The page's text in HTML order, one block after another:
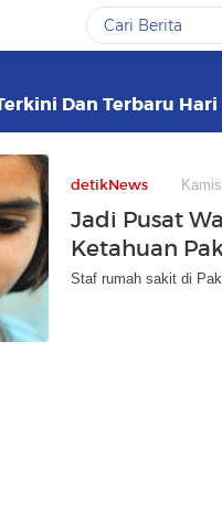
Dan Terbaru
detikNews
Jadi Pusat
Ketahuan
Staf rumah sakit di